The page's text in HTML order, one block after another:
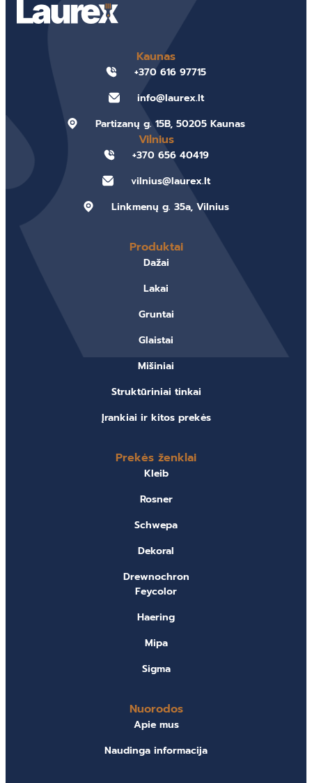
Kaunas
+370 616 97715
info@laurex.lt
Partizanų g. 15B, 50205 Kaunas
Vilnius
+370 656 40419
vilnius@laurex.lt
Linkmenų g. 35a, Vilnius
Produktai
Dažai
Lakai
Gruntai
Glaistai
Mišiniai
Struktūriniai tinkai
Įrankiai ir kitos prekės
Prekės ženklai
Kleib
Rosner
Schwepa
Dekoral
Drewnochron
Feycolor
Haering
Mipa
Sigma
Nuorodos
Apie mus
Naudinga informacija